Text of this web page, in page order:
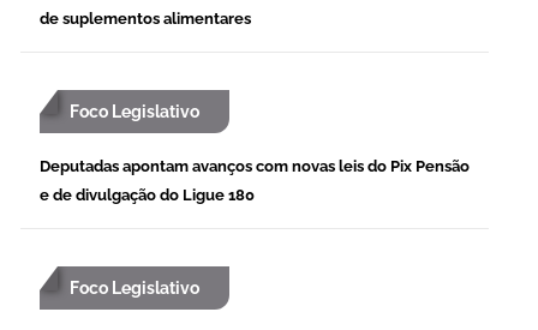
de suplementos alimentares
Foco Legislativo
Deputadas apontam avanços com novas leis do Pix Pensão
e de divulgação do Ligue 180
Foco Legislativo